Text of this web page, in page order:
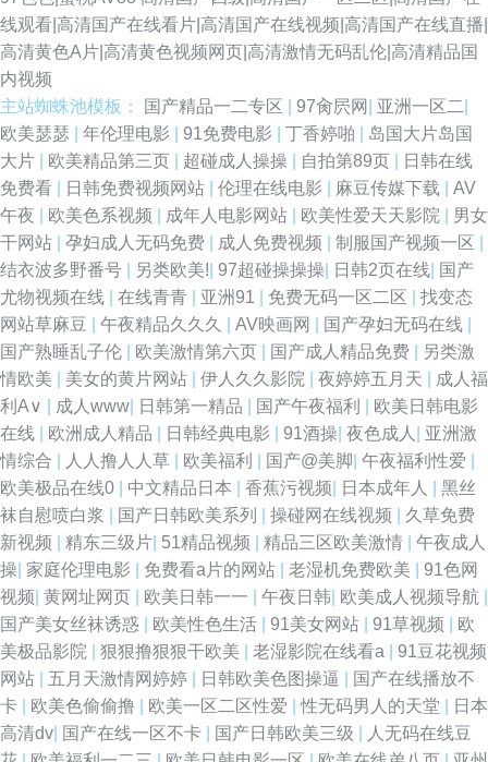
线观看|高清国产在线看片|高清国产在线视频|高清国产在线直播|
高清黄色A片|高清黄色视频网页|高清激情无码乱伦|高清精品国
内视频
主站蜘蛛池模板：
国产精品一二专区 97肏屄网 亚洲一区二
欧美瑟瑟
年伦理电影 91免费电影 丁香婷啪
岛国大片岛国
大片
欧美精品第三页 超碰成人操操 自拍第89页
日韩在线
免费看
日韩免费视频网站 伦理在线电影 麻豆传媒下载
AV
午夜
欧美色系视频 成年人电影网站 欧美性爱天天影院
男女
干网站
孕妇成人无码免费 成人免费视频 制服国产视频一区
结衣波多野番号
另类欧美! 97超碰操操操 日韩2页在线 国产
尤物视频在线
在线青青 亚洲91 免费无码一区二区
找变态
网站草麻豆
午夜精品久久久 AV映画网 国产孕妇无码在线
国产熟睡乱子伦
欧美激情第六页 国产成人精品免费
另类激
情欧美
美女的黄片网站 伊人久久影院 夜婷婷五月天
成人福
利A∨
成人www 日韩第一精品 国产午夜福利
欧美日韩电影
在线
欧洲成人精品 日韩经典电影 91酒操 夜色成人
亚洲激
情综合
人人撸人人草 欧美福利 国产@美脚 午夜福利性爱
欧美极品在线0
中文精品日本 香蕉污视频 日本成年人
黑丝
袜自慰喷白浆
国产日韩欧美系列 操碰网在线视频
久草免费
新视频
精东三级片 51精品视频 精品三区欧美激情
午夜成人
操 家庭伦理电影 免费看a片的网站 老湿机免费欧美
91色网
视频 黄网址网页 欧美日韩一一 午夜日韩 欧美成人视频导航
国产美女丝袜诱惑
欧美性色生活 91美女网站 91草视频
欧
美极品影院
狠狠撸狠狠干欧美 老湿影院在线看a
91豆花视频
网站
五月天激情网婷婷 日韩欧美色图操逼
国产在线播放不
卡
欧美色偷偷撸 欧美一区二区性爱 |性无码男人的天堂
日本
高清dv 国产在线一区不卡 国产日韩欧美三级
人无码在线豆